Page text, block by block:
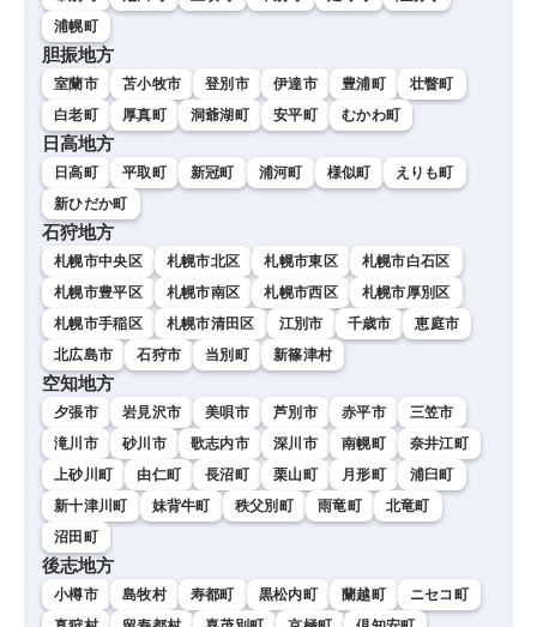
浦幌町
胆振地方
室蘭市 苫小牧市 登別市 伊達市 豊浦町
壮瞥町
白老町
厚真町 洞爺湖町 安平町 むかわ町
日高地方
日高町 平取町 新冠町 浦河町 様似町
えりも町
新ひだか町
石狩地方
札幌市中央区 札幌市北区 札幌市東区
札幌市白石区
札幌市豊平区
札幌市南区 札幌市西区
札幌市厚別区
札幌市手稲区
札幌市清田区 江別市 千歳市
恵庭市
北広島市
石狩市 当別町 新篠津村
空知地方
夕張市 岩見沢市 美唄市 芦別市 赤平市
三笠市
滝川市
砂川市 歌志内市 深川市 南幌町
奈井江町
上砂川町
由仁町 長沼町 栗山町 月形町
浦臼町
新十津川町
妹背牛町 秩父別町 雨竜町
北竜町
沼田町
後志地方
小樽市 島牧村 寿都町 黒松内町 蘭越町
ニセコ町